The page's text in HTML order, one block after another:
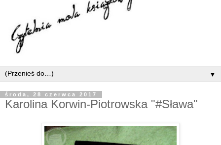
▼
środa, 28 czerwca 2017
Karolina Korwin-Piotrowska "#Sława"